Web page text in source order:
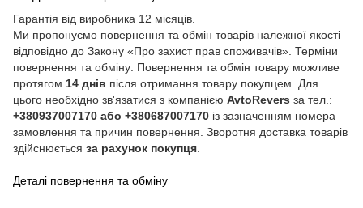
Гарантія від виробника 12 місяців.
Ми пропонуємо повернення та обмін товарів належної якості
відповідно до Закону «Про захист прав споживачів». Терміни
повернення та обміну: Повернення та обмін товару можливе
протягом 14 днів після отримання товару покупцем. Для
цього необхідно зв'язатися з компанією AvtoRevers за тел.:
+380937007170 або +380687007170 із зазначенням номера
замовлення та причин повернення. Зворотня доставка товарів
здійснюється за рахунок покупця
Деталі повернення та обміну